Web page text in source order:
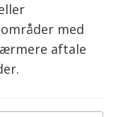
med
aftale